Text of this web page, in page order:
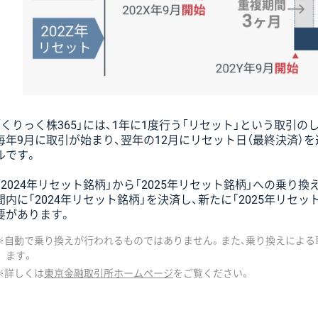
くりっく株365」には、1年に1度行う「リセット」という取引の
年9月に取引が始まり、翌年の12月にリセット日（最終決済）
です。
2024年リセット銘柄」から「2025年リセット銘柄」への乗り換
内に「2024年リセット銘柄」を決済し、新たに「2025年リセッ
があります。
自動で乗り換えが行われるものではありません。また、乗り換えによ
ます。
詳しくは東京金融取引所ホームページをご覧ください。